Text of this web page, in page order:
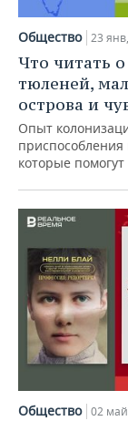
НЕФТЕХИМИЯ
НЕФТЬ
ОПК
ЭНЕРГЕТИКА
РОЗНИЧНАЯ
ТРАНСПОРТ
УСЛУГИ
НОВОСТИ
МЕДИА
МЕРОПРИЯТИЯ
НОВОСТИ
ВЫЕЗДНАЯ
БИЗНЕС-
ОТКРЫТАЯ
СПОРТ
НОВОСТИ
ФУТБОЛ
БАСКЕТБОЛ
ВОЛЕЙБОЛ
КИБЕРСПОРТ
ФИГУРНОЕ
ВОДНЫЕ ВИДЫ
ОБЩЕСТВО
НОВОСТИ
ИСТОРИЯ
КУЛЬТУРА
МЕДИЦИНА
ОБРАЗОВАНИЕ
ФОТОГАЛЕРЕЯ
СПРАВОЧНИК
СПИСОК
СПИСОК
ПОЛНАЯ
Общество 23
Что читать
тюленей,
острова и
Опыт
которые
Общество 02